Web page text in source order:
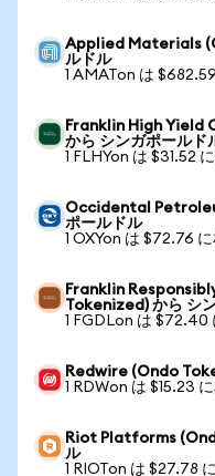
Applied Materials
ルドル
1 AMATon は
Franklin High Yield
から シンガポールド
1 FLHYon は $31.52
Occidental
ポールドル
1 OXYon は $72.76 に
Franklin
Tokenized) から シ
1 FGDLon は $72.40
Redwire (Ondo
1 RDWon は $15.23
Riot Platforms
ル
1 RIOTon は $27.78